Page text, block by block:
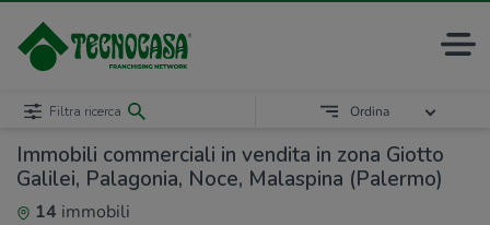
Immobili commerciali in vendita in zona Giotto
Galilei, Palagonia, Noce, Malaspina (Palermo)
14 immobili
Filtra ricerca Ordina